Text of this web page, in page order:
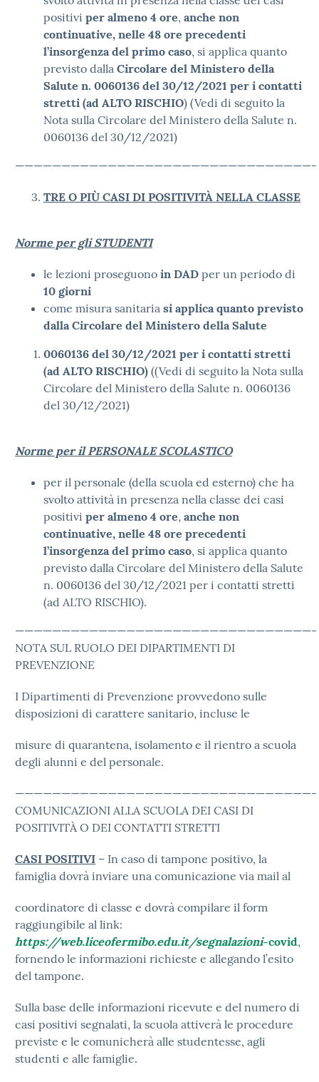
positivi per almeno 4 ore, anche non
continuative, nelle 48 ore precedenti
l’insorgenza del primo caso, si applica quanto
previsto dalla Circolare del Ministero della
Salute n. 0060136 del 30/12/2021 per i contatti
stretti (ad ALTO RISCHIO) (Vedi di seguito la
Nota sulla Circolare del Ministero della Salute n.
0060136 del 30/12/2021)
————————————————————————————————-
TRE O PIÙ CASI DI POSITIVITÀ NELLA CLASSE
Norme per gli STUDENTI
le lezioni proseguono in DAD per un periodo di
10 giorni
come misura sanitaria si applica quanto previsto
dalla Circolare del Ministero della Salute
0060136 del 30/12/2021 per i contatti stretti
(ad ALTO RISCHIO) ((Vedi di seguito la Nota sulla
Circolare del Ministero della Salute n. 0060136
del 30/12/2021)
Norme per il PERSONALE SCOLASTICO
per il personale (della scuola ed esterno) che ha
svolto attività in presenza nella classe dei casi
positivi per almeno 4 ore, anche non
continuative, nelle 48 ore precedenti
l’insorgenza del primo caso, si applica quanto
previsto dalla Circolare del Ministero della Salute
n. 0060136 del 30/12/2021 per i contatti stretti
(ad ALTO RISCHIO).
————————————————————————————————-
NOTA SUL RUOLO DEI DIPARTIMENTI DI
PREVENZIONE
I Dipartimenti di Prevenzione provvedono sulle
disposizioni di carattere sanitario, incluse le
misure di quarantena, isolamento e il rientro a scuola
degli alunni e del personale.
————————————————————————————————-
COMUNICAZIONI ALLA SCUOLA DEI CASI DI
POSITIVITÀ O DEI CONTATTI STRETTI
CASI POSITIVI – In caso di tampone positivo, la
famiglia dovrà inviare una comunicazione via mail al
coordinatore di classe e dovrà compilare il form
raggiungibile al link:
https://web.liceofermibo.edu.it/segnalazioni-covid,
fornendo le informazioni richieste e allegando l’esito
del tampone.
Sulla base delle informazioni ricevute e del numero di
casi positivi segnalati, la scuola attiverà le procedure
previste e le comunicherà alle studentesse, agli
studenti e alle famiglie.